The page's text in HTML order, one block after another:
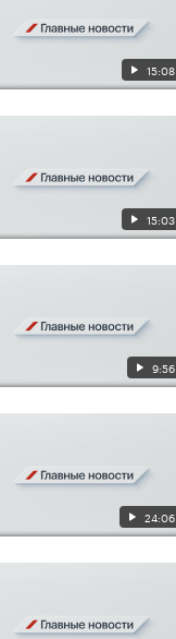
15:08
15:03
9:56
24:06